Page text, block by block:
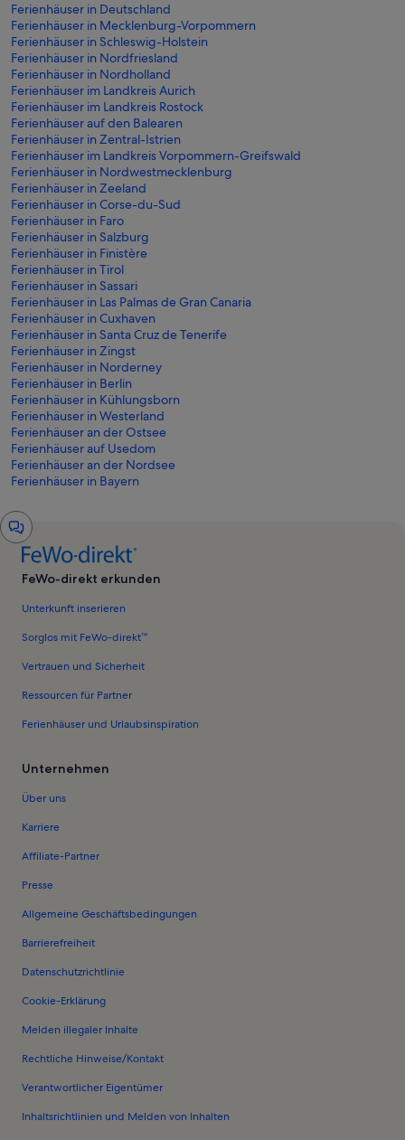
Ferienhäuser in Deutschland
Ferienhäuser in Mecklenburg-Vorpommern
Ferienhäuser in Schleswig-Holstein
Ferienhäuser in Nordfriesland
Ferienhäuser in Nordholland
Ferienhäuser im Landkreis Aurich
Ferienhäuser im Landkreis Rostock
Ferienhäuser auf den Balearen
Ferienhäuser in Zentral-Istrien
Ferienhäuser im Landkreis Vorpommern-Greifswald
Ferienhäuser in Nordwestmecklenburg
Ferienhäuser in Zeeland
Ferienhäuser in Corse-du-Sud
Ferienhäuser in Faro
Ferienhäuser in Salzburg
Ferienhäuser in Finistère
Ferienhäuser in Tirol
Ferienhäuser in Sassari
Ferienhäuser in Las Palmas de Gran Canaria
Ferienhäuser in Cuxhaven
Ferienhäuser in Santa Cruz de Tenerife
Ferienhäuser in Zingst
Ferienhäuser in Norderney
Ferienhäuser in Berlin
Ferienhäuser in Kühlungsborn
Ferienhäuser in Westerland
Ferienhäuser an der Ostsee
Ferienhäuser auf Usedom
Ferienhäuser an der Nordsee
Ferienhäuser in Bayern
Chat-
Fenster
FeWo-direkt erkunden
Unterkunft inserieren
Sorglos mit FeWo-direkt™
Vertrauen und Sicherheit
Ressourcen für Partner
Ferienhäuser und Urlaubsinspiration
Unternehmen
Über uns
Karriere
Affiliate-Partner
Presse
Allgemeine Geschäftsbedingungen
Barrierefreiheit
Datenschutzrichtlinie
Cookie-Erklärung
Melden illegaler Inhalte
Rechtliche Hinweise/Kontakt
Verantwortlicher Eigentümer
Inhaltsrichtlinien und Melden von Inhalten